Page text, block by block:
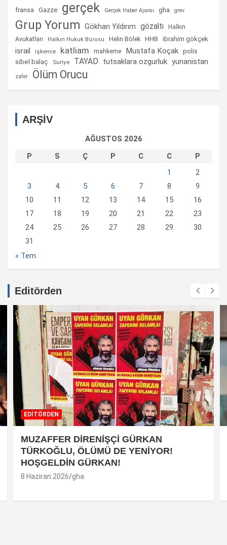
fransa Gazze gerçek Gerçek Haber Ajansı gha grev
Grup Yorum Gökhan Yıldırım gözaltı
Halkın
Avukatları
Halkın Hukuk Bürosu Helin Bölek HHB ibrahim gökçek
israil işkence katliam mahkeme Mustafa Koçak polis
sibel balaç Suriye TAYAD tutsaklara ozgurluk yunanistan
zafer Ölüm Orucu
ARŞİV
AĞUSTOS 2026
P
S Ç P C C
P
1
2
3
4 5 6 7 8
9
10
11 12 13 14 15
16
17
18 19 20 21 22
23
24
25 26 27 28 29
30
31
« Tem
Editörden
EDİTÖRDEN
MUZAFFER DİRENİŞÇİ GÜRKAN
TÜRKOĞLU, ÖLÜMÜ DE YENİYOR!
HOŞGELDİN GÜRKAN!
8 Haziran 2026 gha